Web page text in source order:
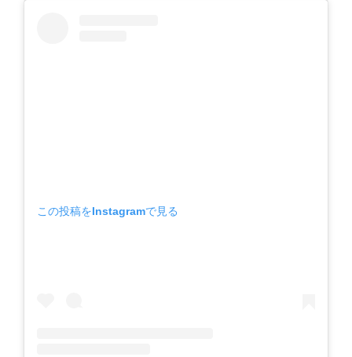
この投稿をInstagramで見る